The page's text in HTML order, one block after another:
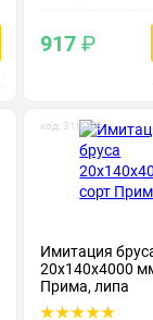
917₽
код: 316008
Имитация
20х140х4000
Прима, липа